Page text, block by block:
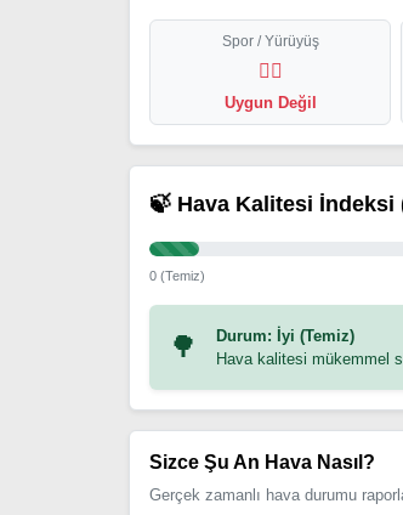
Spor / Yürüyüş
🏃‍♂️
Uygun Değil
🍃 Hava Kalitesi İndeksi
0 (Temiz)
🌳
Durum: İyi (Temiz)
Hava kalitesi mükemmel
Sizce Şu An Hava Nasıl?
Gerçek zamanlı hava durumu